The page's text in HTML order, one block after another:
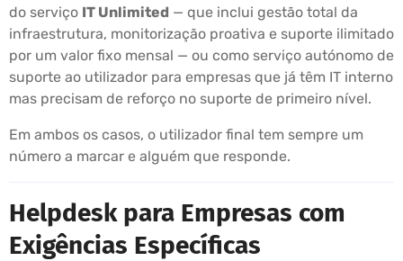
do serviço IT Unlimited — que inclui gestão total da
infraestrutura, monitorização proativa e suporte ilimitado
por um valor fixo mensal — ou como serviço autónomo de
suporte ao utilizador para empresas que já têm IT interno
mas precisam de reforço no suporte de primeiro nível.
Em ambos os casos, o utilizador final tem sempre um
número a marcar e alguém que responde.
Helpdesk para Empresas com
Exigências Específicas